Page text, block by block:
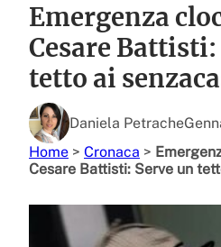
Emergenza
Cesare Battisti:
tetto ai
Daniela Petrache
Home > Cronaca >
Cesare Battisti: Serve un